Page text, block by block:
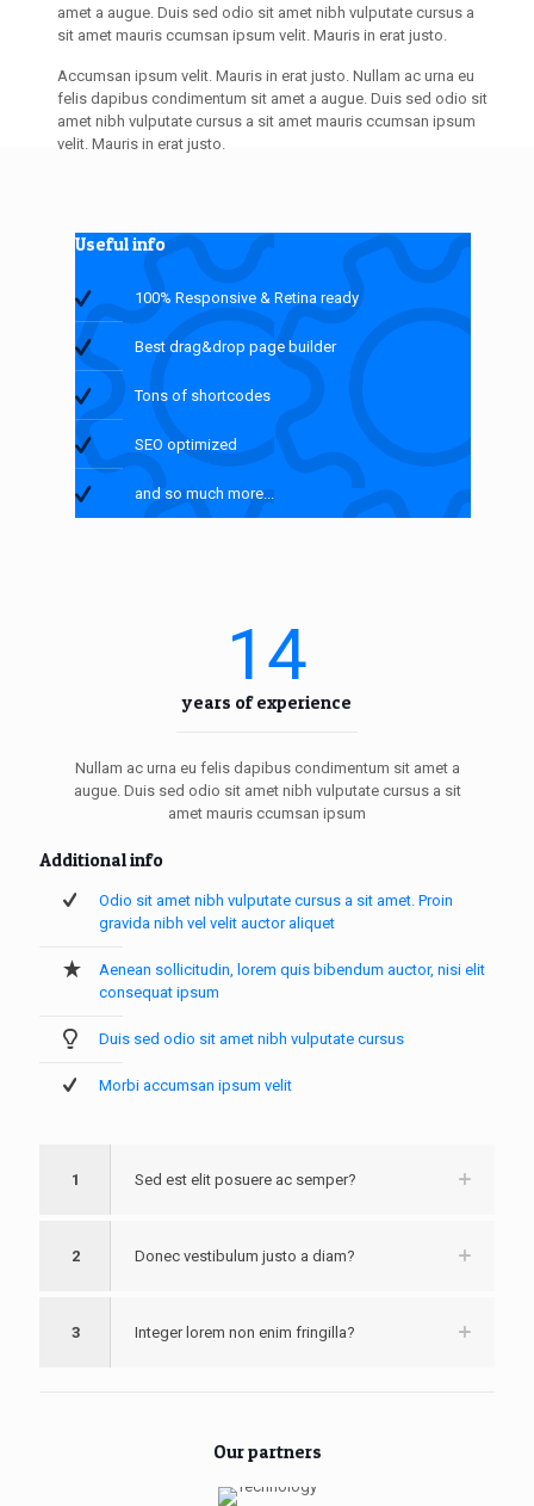
amet a augue. Duis sed odio sit amet nibh vulputate cursus a
sit amet mauris ccumsan ipsum velit. Mauris in erat justo.
Accumsan ipsum velit. Mauris in erat justo. Nullam ac urna eu
felis dapibus condimentum sit amet a augue. Duis sed odio sit
amet nibh vulputate cursus a sit amet mauris ccumsan ipsum
velit. Mauris in erat justo.
Useful info
100% Responsive & Retina ready
Best drag&drop page builder
Tons of shortcodes
SEO optimized
and so much more...
14
years of experience
Nullam ac urna eu felis dapibus condimentum sit amet a
augue. Duis sed odio sit amet nibh vulputate cursus a sit
amet mauris ccumsan ipsum
Additional info
Odio sit amet nibh vulputate cursus a sit amet. Proin
gravida nibh vel velit auctor aliquet
Aenean sollicitudin, lorem quis bibendum auctor, nisi elit
consequat ipsum
Duis sed odio sit amet nibh vulputate cursus
Morbi accumsan ipsum velit
1 Sed est elit posuere ac semper?
2 Donec vestibulum justo a diam?
3 Integer lorem non enim fringilla?
Our partners